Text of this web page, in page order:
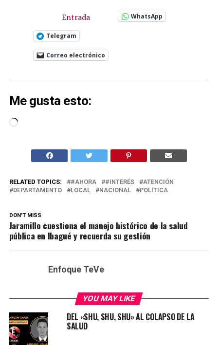
Entrada WhatsApp
Telegram
Correo electrónico
Me gusta esto:
Cargando...
RELATED TOPICS: #AHORA #INTERÉS
ATENCIÓN
DEPARTAMENTO
LOCAL NACIONAL POLÍTICA
DON'T MISS
Jaramillo cuestiona el manejo histórico de la salud
pública en Ibagué y recuerda su gestión
Enfoque TeVe
YOU MAY LIKE
DEL «SHU, SHU, SHU» AL COLAPSO DE LA
SALUD